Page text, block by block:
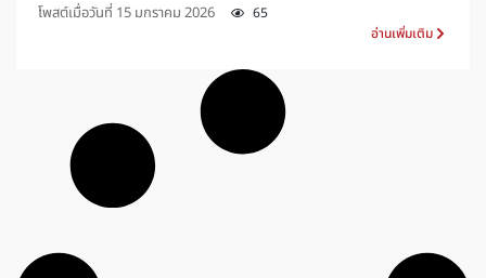
โพสต์เมื่อวันที่ 15 มกราคม 2026
65
อ่านเพิ่มเติม